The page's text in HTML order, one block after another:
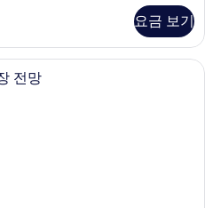
요금 보기
컴포트 타운홈, 간이주방, 수영장 전
전망